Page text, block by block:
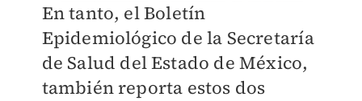
En tanto, el Boletín
Epidemiológico de la Secretaría
de Salud del Estado de México,
también reporta estos dos